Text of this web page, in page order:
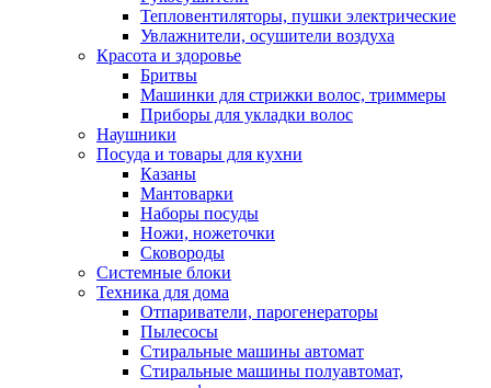
Тепловентиляторы, пушки электрические
Увлажнители, осушители воздуха
Красота и здоровье
Бритвы
Машинки для стрижки волос, триммеры
Приборы для укладки волос
Наушники
Посуда и товары для кухни
Казаны
Мантоварки
Наборы посуды
Ножи, ножеточки
Сковороды
Системные блоки
Техника для дома
Отпариватели, парогенераторы
Пылесосы
Стиральные машины автомат
Стиральные машины полуавтомат,